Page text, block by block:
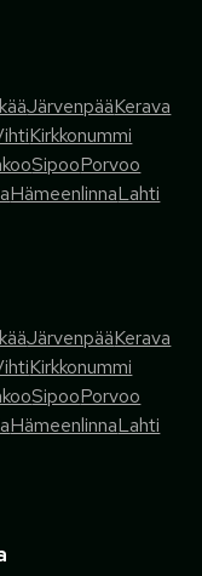
JärvenpääKerava
Kirkkonummi
SipooPorvoo
HämeenlinnaLahti
JärvenpääKerava
Kirkkonummi
SipooPorvoo
HämeenlinnaLahti